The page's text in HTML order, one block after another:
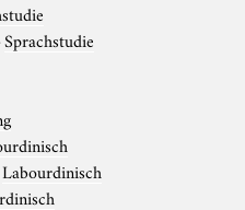
Sprachstudie
Labourdinisch